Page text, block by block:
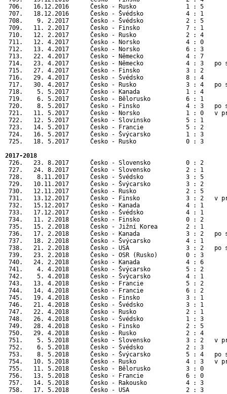
706.   16.12.2016      Česko - Rusko              1 : 5
707.   18.12.2016      Česko - Švédsko            4 : 1
708.    9. 2.2017      Česko - Švédsko            2 : 5
709.   11. 2.2017      Česko - Finsko             7 : 1
710.   12. 2.2017      Česko - Rusko              2 : 4
711.   12. 4.2017      Česko - Norsko             4 : 0
712.   13. 4.2017      Česko - Norsko             6 : 3
713.   22. 4.2017      Česko - Německo            4 : 7
714.   23. 4.2017      Česko - Německo            4 : 3   po
715.   27. 4.2017      Česko - Finsko             3 : 2
716.   29. 4.2017      Česko - Švédsko            8 : 4
717.   30. 4.2017      Česko - Rusko              3 : 4   po
718.    5. 5.2017      Česko - Kanada
719.    6. 5.2017      Česko - Bělorusko
720.    8. 5.2017      Česko - Finsko             4 : 3
721.   11. 5.2017      Česko - Norsko             1 : 0
722.   12. 5.2017      Česko - Slovinsko
723.   14. 5.2017      Česko - Francie
724.   16. 5.2017      Česko - Švýcarsko
725.   18. 5.2017      Česko - Rusko
2017-2018
726.   23. 8.2017      Česko - Slovensko          0 : 2
727.   24. 8.2017      Česko - Slovensko          2 : 1
728.    8.11.2017      Česko - Švédsko            3 : 5
729.   10.11.2017      Česko - Švýcarsko          3 : 2
730.   12.11.2017      Česko - Rusko              2 : 5
731.   13.12.2017      Česko - Finsko             3 : 2   v
732.   15.12.2017      Česko - Kanada             4 : 1
733.   17.12.2017      Česko - Švédsko            4 : 1
734.   11. 2.2018      Česko - Finsko             0 : 2
735.   15. 2.2018      Česko - Jižní Korea
736.   17. 2.2018      Česko - Kanada             3 : 2
737.   18. 2.2018      Česko - Švýcarsko
738.   21. 2.2018      Česko - USA                3 : 2
739.   23. 2.2018      Česko - OSR (Rusko)
740.   24. 2.2018      Česko - Kanada
741.    4. 4.2018      Česko - Švýcarsko          5 : 2
742.    5. 4.2018      Česko - Švýcarsko          4 : 1
743.   13. 4.2018      Česko - Francie            5 : 2
744.   14. 4.2018      Česko - Francie            6 : 2
745.   19. 4.2018      Česko - Finsko             3 : 1
746.   21. 4.2018      Česko - Švédsko            3 : 1
747.   22. 4.2018      Česko - Rusko              2 : 1
748.   26. 4.2018      Česko - Švédsko            1 : 3
749.   28. 4.2018      Česko - Finsko             2 : 5
750.   29. 4.2018      Česko - Rusko              2 : 4
751.    5. 5.2018      Česko - Slovensko          3 : 2
752.    6. 5.2018      Česko - Švédsko
753.    8. 5.2018      Česko - Švýcarsko          5 : 4
754.   10. 5.2018      Česko - Rusko              4 : 3
755.   11. 5.2018      Česko - Bělorusko
756.   13. 5.2018      Česko - Francie
757.   14. 5.2018      Česko - Rakousko
758.   17. 5.2018      Česko - USA